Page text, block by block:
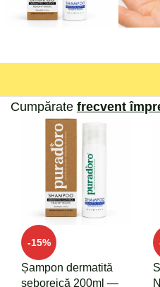
Cumpărate frecvent
-15%
Șampon dermatită
seboreică 200ml —